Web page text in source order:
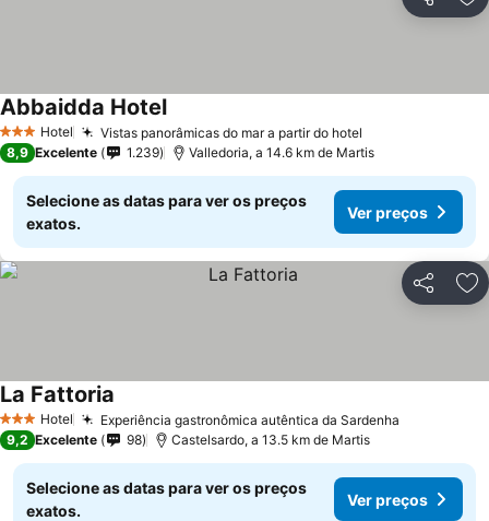
Partilhar
3 EstrelasHotel Vistas panorâmicas do mar a partir do hotel
Abbaidda Hotel
8,9 Excelente 1.239 Valledoria, a 14.6 km de Martis
Selecione as datas para ver os preços
exatos.
Ver preços
Partilhar
3 EstrelasHotel Experiência gastronômica autêntica da Sardenha
La Fattoria
9,2 Excelente 98 Castelsardo, a 13.5 km de Martis
Selecione as datas para ver os preços
exatos.
Ver preços